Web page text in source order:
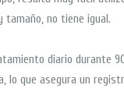
tamaño, no tiene igual.
diario durante
lo que asegura un